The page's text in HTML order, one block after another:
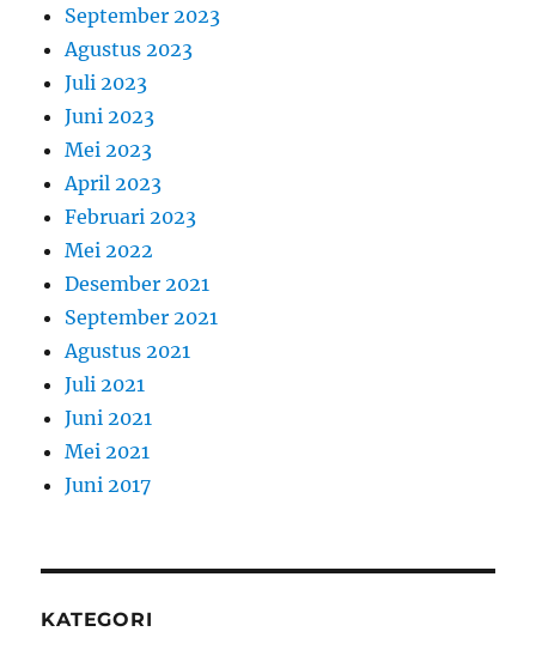
September 2023
Agustus 2023
Juli 2023
Juni 2023
Mei 2023
April 2023
Februari 2023
Mei 2022
Desember 2021
September 2021
Agustus 2021
Juli 2021
Juni 2021
Mei 2021
Juni 2017
KATEGORI